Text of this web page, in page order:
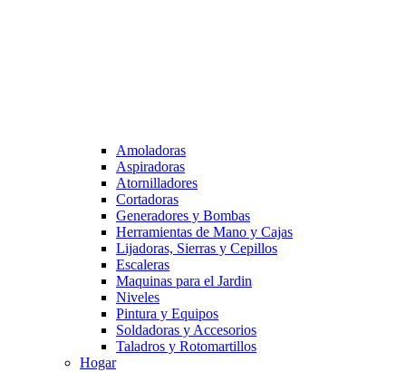
Amoladoras
Aspiradoras
Atornilladores
Cortadoras
Generadores y Bombas
Herramientas de Mano y Cajas
Lijadoras, Sierras y Cepillos
Escaleras
Maquinas para el Jardin
Niveles
Pintura y Equipos
Soldadoras y Accesorios
Taladros y Rotomartillos
Hogar